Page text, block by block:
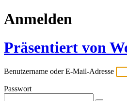
Anmelden
Präsentiert von
Benutzername oder E-Mail-Adresse
Passwort